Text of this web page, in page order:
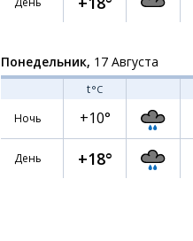
Понедельник, 17 Августа
t°C
Ночь
+10°
День +18°